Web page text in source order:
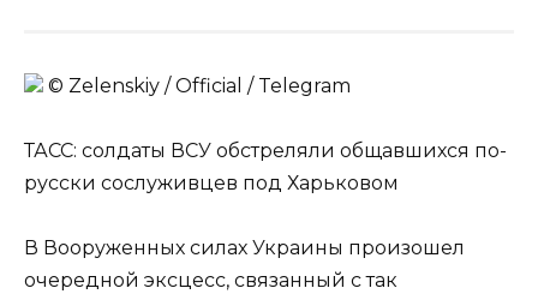
© Zеlеnskiу / Оfficiаl / Telegram
ТАСС: солдаты ВСУ обстреляли общавшихся по-
русски сослуживцев под Харьковом
В Вооруженных силах Украины произошел
очередной эксцесс, связанный с так